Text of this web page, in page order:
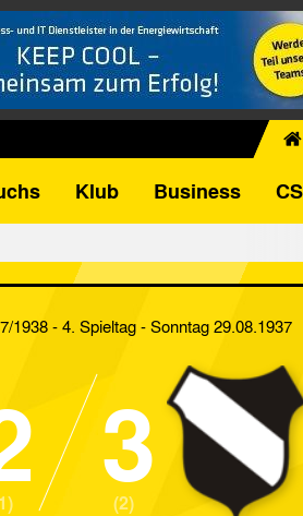
Klub Business
1938 - 4. Spieltag- Sonntag 29.08.1937
3
(2)